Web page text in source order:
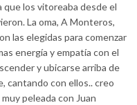
que los vitoreaba desde el
La oma, A Monteros,
las elegidas para comenzar
energía y empatía con el
y ubicarse arriba de
cantando con ellos.. creo
peleada con Juan